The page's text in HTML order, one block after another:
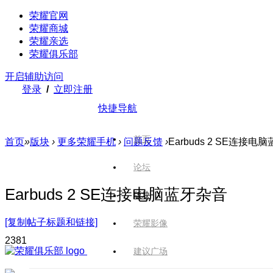
荣耀官网
荣耀商城
荣耀亲选
荣耀俱乐部
开启辅助访问
登录 / 立即注册
快捷导航
首页
论坛
版块
荣耀影像
建议广场
首页»版块 › 更多荣耀手机 › 问题反馈 ›Earbuds 2 SE连接电脑
Earbuds 2 SE连接电脑蓝牙杂音
[复制帖子标题和链接]
2381